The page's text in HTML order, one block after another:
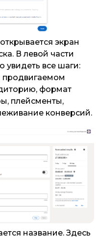
экран
В левой части
все шаги:
продвигаемом
формат
плейсменты,
конверсий.
название. Здесь